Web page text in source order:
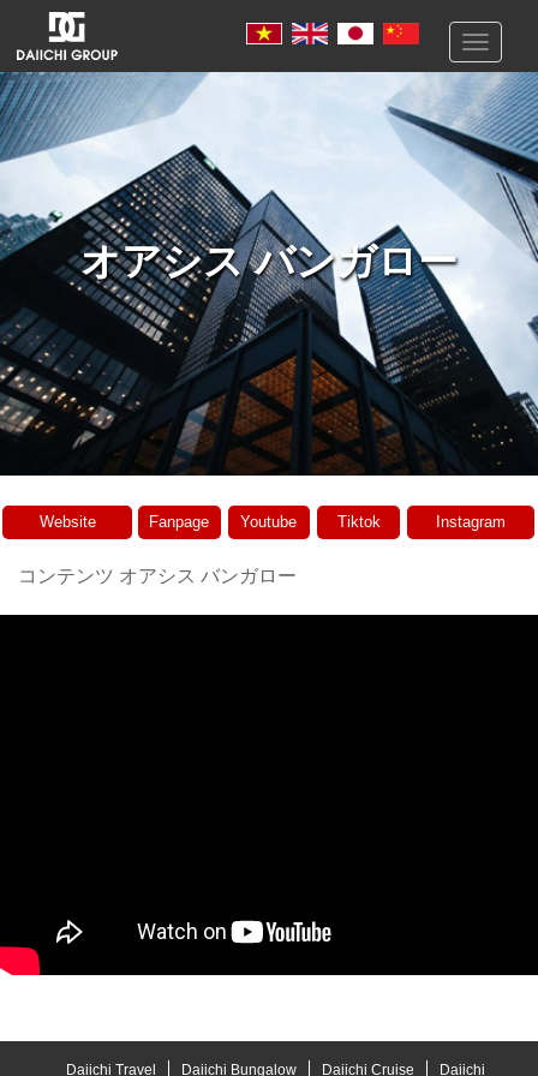
Toggle
オアシス バンガロー
Website Fanpage Youtube Tiktok Instagram
コンテンツ オアシス バンガロー
Daiichi Travel Daiichi Bungalow Daiichi Cruise Daiichi